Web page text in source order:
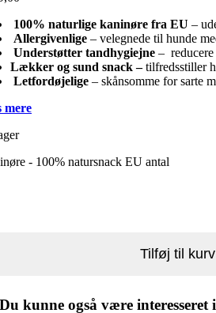
100% naturlige kaninøre fra EU –
Allergivenlige – velegnede til hunde
Understøtter tandhygiejne – reducere
Lækker og sund snack –tilfredsstiller
Letfordøjelige – skånsomme for sarte
mere
- 100% natursnack EU antal
Tilføj til kurv
Du kunne også være